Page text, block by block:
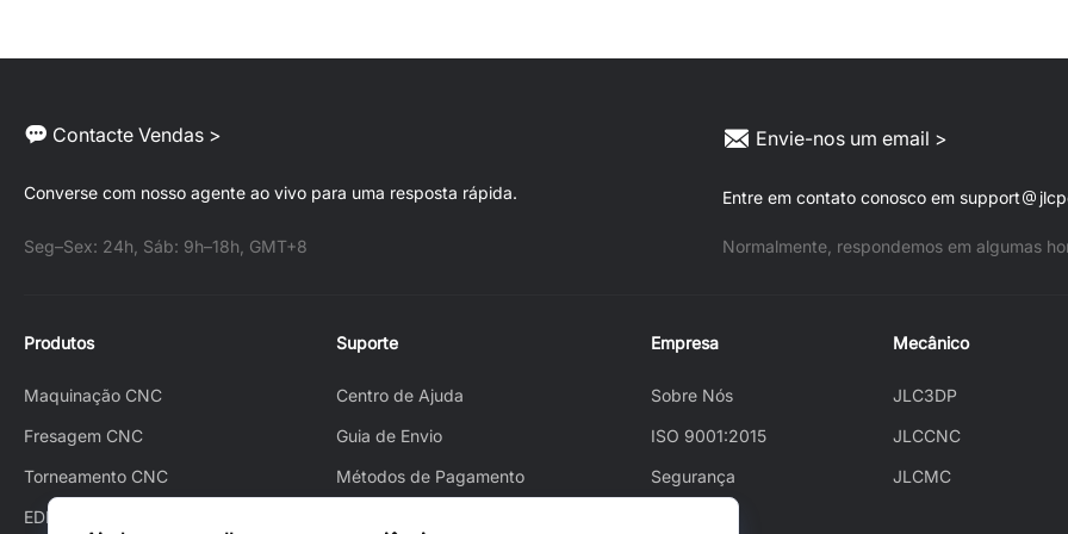
Contacte Vendas >
Converse com nosso agente ao vivo para uma resposta rápida.
Seg–Sex: 24h, Sáb: 9h–18h, GMT+8
Envie-nos um email >
Entre em contato conosco em support
Normalmente, respondemos em algumas
Produtos
Maquinação CNC
Fresagem CNC
Torneamento CNC
EDM
Suporte
Centro de Ajuda
Guia de Envio
Métodos de Pagamento
Empresa
Sobre Nós
ISO 9001:2015
Segurança
Mecânico
JLC3DP
JLCCNC
JLCMC